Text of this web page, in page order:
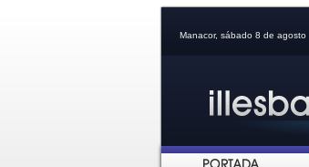
Manacor, sábado 8 de agosto